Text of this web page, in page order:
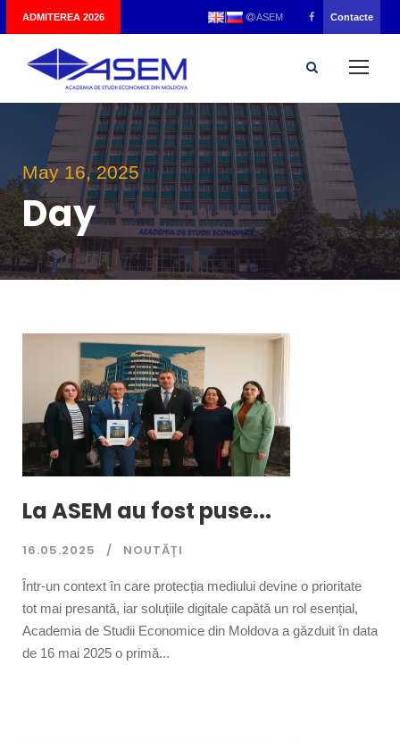
ADMITEREA 2026 ASEM Contacte
May 16, 2025
Day
La ASEM au fost puse...
16.05.2025 NOUTĂȚI
Într-un context în care protecția mediului devine o prioritate
tot mai presantă, iar soluțiile digitale capătă un rol esențial,
Academia de Studii Economice din Moldova a găzduit în data
de 16 mai 2025 o primă...